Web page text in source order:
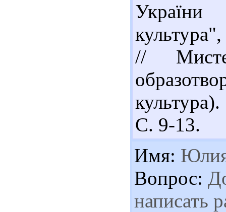
//
С. 9-13.
Имя:
Вопрос:
написать